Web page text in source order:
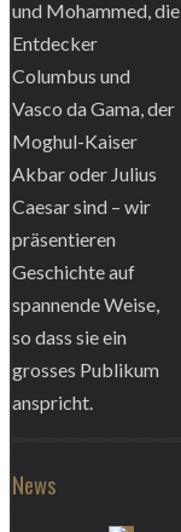
und Mohammed, die
Entdecker
Columbus und
Vasco da Gama, der
Moghul-Kaiser
Akbar oder Julius
Caesar sind – wir
präsentieren
Geschichte auf
spannende Weise,
so dass sie ein
grosses Publikum
anspricht.
News